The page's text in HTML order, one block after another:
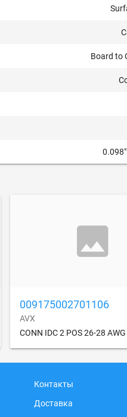
Board to
009175002701106
AVX
CONN IDC 2 POS 26-28
Контакты
Доставка